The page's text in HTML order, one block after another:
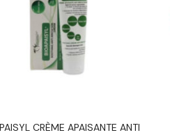
CRÈME APAISANTE ANTI